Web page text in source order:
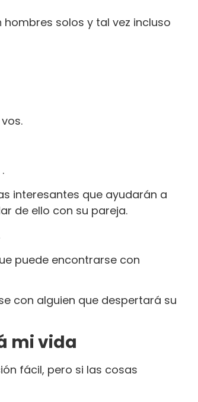
solos y tal vez incluso
.
interesantes que ayudarán a
de ello con su pareja.
puede encontrarse con
con alguien que despertará su
mi vida
fácil, pero si las cosas